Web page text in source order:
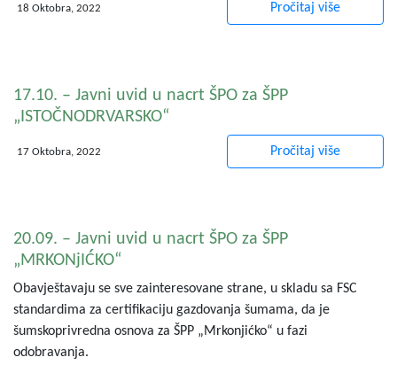
18 Oktobra, 2022 Pročitaj više
17.10. – Javni uvid u nacrt ŠPO za ŠPP
„ISTOČNODRVARSKO“
17 Oktobra, 2022 Pročitaj više
20.09. – Javni uvid u nacrt ŠPO za ŠPP
„MRKONjIĆKO“
Obavještavaju se sve zainteresovane strane, u skladu sa FSC
standardima za certifikaciju gazdovanja šumama, da je
šumskoprivredna osnova za ŠPP „Mrkonjićko“ u fazi
odobravanja.